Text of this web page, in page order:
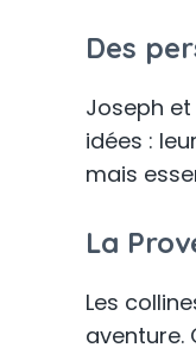
Des
Joseph
idées :
mais
La
Les
aventure.